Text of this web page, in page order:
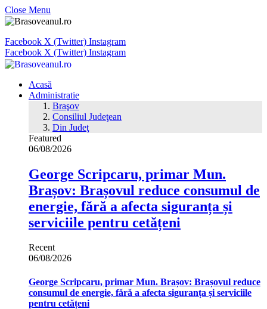
Close Menu
Facebook X (Twitter) Instagram
Facebook X (Twitter) Instagram
Acasă
Administratie
Braşov
Consiliul Judeţean
Din Judeţ
Featured
06/08/2026
George Scripcaru, primar Mun.
Brașov: Brașovul reduce consumul de
energie, fără a afecta siguranța și
serviciile pentru cetățeni
Recent
06/08/2026
George Scripcaru, primar Mun. Brașov: Brașovul reduce
consumul de energie, fără a afecta siguranța și serviciile
pentru cetățeni